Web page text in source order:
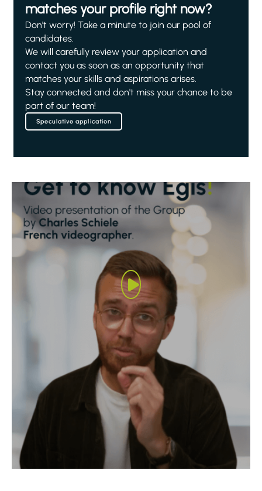
matches your profile right now?
Don't worry! Take a minute to join our pool of
candidates.
We will carefully review your application and
contact you as soon as an opportunity that
matches your skills and aspirations arises.
Stay connected and don't miss your chance to be
part of our team!
Speculative application